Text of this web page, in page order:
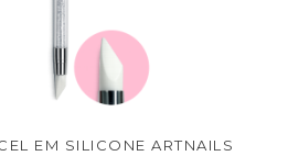
EM SILICONE ARTNAILS